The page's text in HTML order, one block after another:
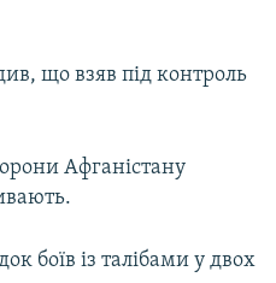
що взяв під контроль
Афганістану
боїв із талібами у двох